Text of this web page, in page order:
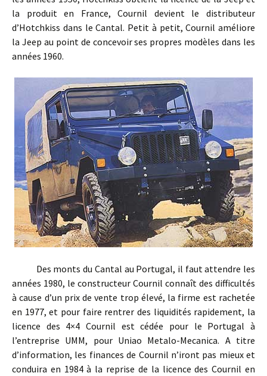
la produit en France, Cournil devient le distributeur
d’Hotchkiss dans le Cantal. Petit à petit, Cournil améliore
la Jeep au point de concevoir ses propres modèles dans les
années 1960.
Des monts du Cantal au Portugal, il faut attendre les
années 1980, le constructeur Cournil connaît des difficultés
à cause d’un prix de vente trop élevé, la firme est rachetée
en 1977, et pour faire rentrer des liquidités rapidement, la
licence des 4×4 Cournil est cédée pour le Portugal à
l’entreprise UMM, pour Uniao Metalo-Mecanica. A titre
d’information, les finances de Cournil n’iront pas mieux et
conduira en 1984 à la reprise de la licence des Cournil en